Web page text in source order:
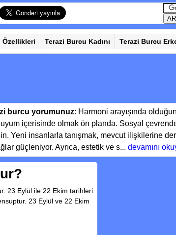
Özellikleri Terazi Burcu Kadını Terazi Burcu
burcu yorumunuz: Harmoni arayışında
uyum içerisinde olmak ön planda. Sosyal
Yeni insanlarla tanışmak, mevcut ilişkilerine
güçleniyor. Ayrıca, estetik ve s... devamını
23 Eylül ile 22 Ekim tarihleri
23 Eylül ve 22 Ekim